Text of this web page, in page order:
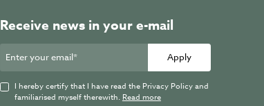
Rudenī Mežaparka Lielā estrāde
Paviljonā gaidāmas divas
aizraujošas#URĶIS nodarbības
mazajiem un zinātkārajiem! 🍯🍫
FACEBOOK
Receive news in your e-mail
Apply
I hereby certify that I have read the Privacy Policy and
familiarised myself therewith. Read more